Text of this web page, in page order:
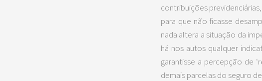
contribuições
para que não ficasse
nada altera a situação da
há nos autos qualquer
garantisse a percepção de
demais parcelas do seguro